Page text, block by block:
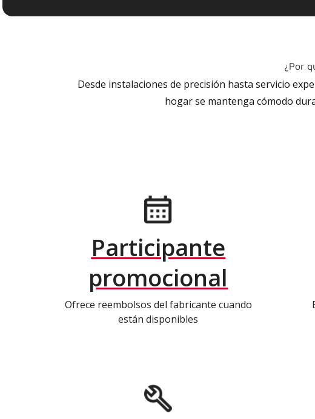
¿Por
Desde instalaciones de precisión hasta servicio
hogar se mantenga cómodo
Participante
promocional
Ofrece reembolsos del fabricante cuando
están disponibles